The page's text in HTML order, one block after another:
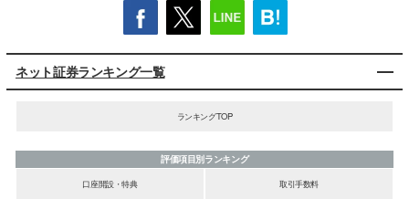
ネット証券ランキング一覧
ランキングTOP
評価項目別ランキング
口座開設・特典
取引手数料